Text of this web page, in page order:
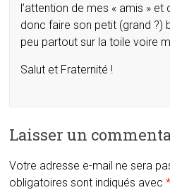
l’attention de mes « amis » et
donc faire son petit (grand ?)
peu partout sur la toile voire
Salut et Fraternité !
Laisser un
Votre adresse e-mail ne sera
obligatoires sont indiqués avec*